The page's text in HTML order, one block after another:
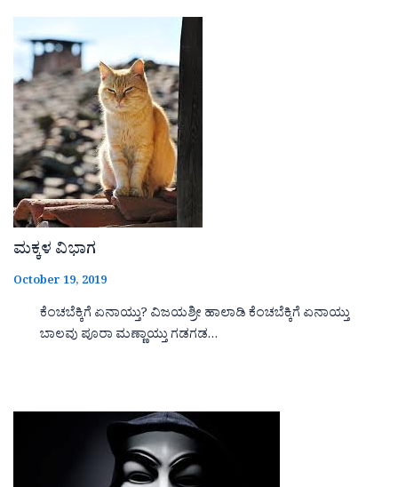
ಮಕ್ಕಳ ವಿಭಾಗ
October 19, 2019
ಕೆಂಚಬೆಕ್ಕಿಗೆ ಏನಾಯ್ತು? ವಿಜಯಶ್ರೀ ಹಾಲಾಡಿ ಕೆಂಚಬೆಕ್ಕಿಗೆ ಏನಾಯ್ತು
ಬಾಲವು ಪೂರಾ ಮಣ್ಣಾಯ್ತು ಗಡಗಡ…